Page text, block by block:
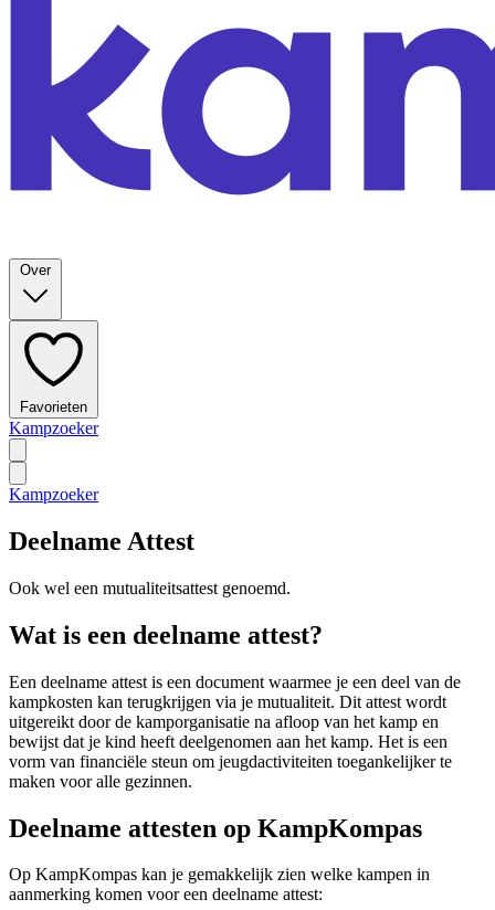
Over
Favorieten
Kampzoeker
Kampzoeker
Deelname Attest
Ook wel een mutualiteitsattest genoemd.
Wat is een deelname attest?
Een deelname attest is een document waarmee je een deel van de
kampkosten kan terugkrijgen via je mutualiteit. Dit attest wordt
uitgereikt door de kamporganisatie na afloop van het kamp en
bewijst dat je kind heeft deelgenomen aan het kamp. Het is een
vorm van financiële steun om jeugdactiviteiten toegankelijker te
maken voor alle gezinnen.
Deelname attesten op KampKompas
Op KampKompas kan je gemakkelijk zien welke kampen in
aanmerking komen voor een deelname attest: